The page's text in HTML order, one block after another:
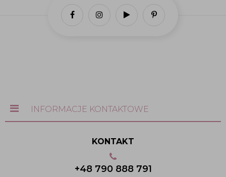
INFORMACJE KONTAKTOWE
KONTAKT
+48 790 888 791